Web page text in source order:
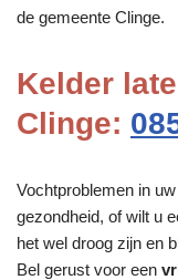
de gemeente Clinge.
Kelder
Clinge:
Vochtproblemen in
gezondheid, of wilt u
het wel droog zijn en
Bel gerust voor een